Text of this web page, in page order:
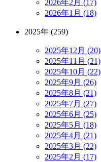
2026年2月 (17)
2026年1月 (18)
2025年 (259)
2025年12月 (20)
2025年11月 (21)
2025年10月 (22)
2025年9月 (26)
2025年8月 (21)
2025年7月 (27)
2025年6月 (25)
2025年5月 (18)
2025年4月 (21)
2025年3月 (22)
2025年2月 (17)